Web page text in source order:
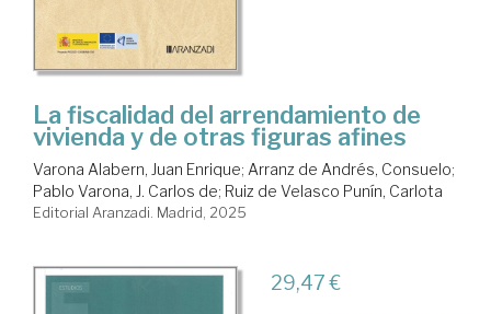
La fiscalidad del arrendamiento de
vivienda y de otras figuras afines
Varona Alabern, Juan Enrique; Arranz de Andrés, Consuelo;
Pablo Varona, J. Carlos de; Ruiz de Velasco Punín, Carlota
Editorial Aranzadi. Madrid, 2025
29,47 €